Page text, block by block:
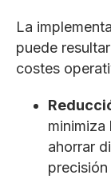
La
puede
costes
minimiza
ahorrar